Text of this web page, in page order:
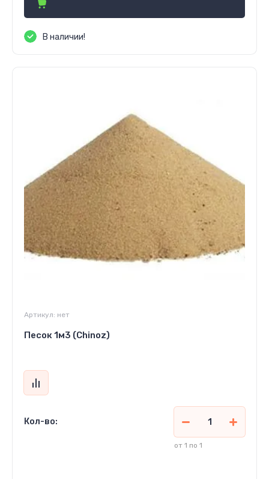
В наличии!
Артикул: нет
Песок 1м3 (Chinoz)
Кол-во:
от 1 по 1